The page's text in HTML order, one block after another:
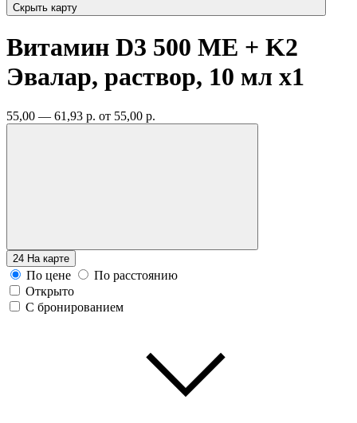
Скрыть карту
Витамин D3 500 ME + K2
Эвалар, раствор, 10 мл x1
55,00 — 61,93 р. от 55,00 р.
24 На карте
По цене
По расстоянию
Открыто
С бронированием